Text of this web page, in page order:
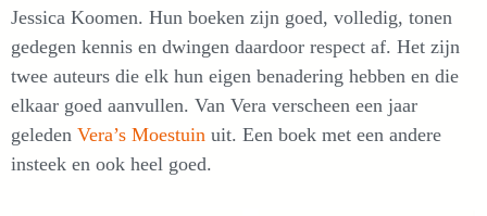
Jessica Koomen. Hun boeken zijn goed, volledig, tonen
gedegen kennis en dwingen daardoor respect af. Het zijn
twee auteurs die elk hun eigen benadering hebben en die
elkaar goed aanvullen. Van Vera verscheen een jaar
geleden Vera’s Moestuin uit. Een boek met een andere
insteek en ook heel goed.